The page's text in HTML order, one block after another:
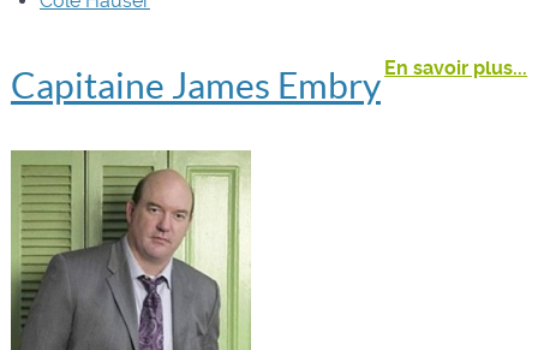
En savoir plus...
Capitaine James Embry